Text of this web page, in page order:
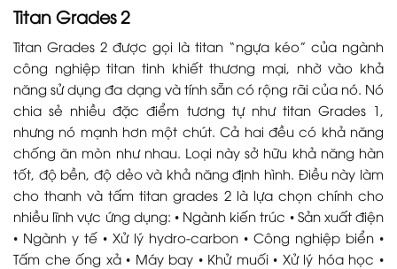
Titan Grades 2
Titan Grades 2 được gọi là titan “ngựa kéo” của ngành
công nghiệp titan tinh khiết thương mại, nhờ vào khả
năng sử dụng đa dạng và tính sẵn có rộng rãi của nó. Nó
chia sẻ nhiều đặc điểm tương tự như titan Grades 1,
nhưng nó mạnh hơn một chút. Cả hai đều có khả năng
chống ăn mòn như nhau. Loại này sở hữu khả năng hàn
tốt, độ bền, độ dẻo và khả năng định hình. Điều này làm
cho thanh và tấm titan grades 2 là lựa chọn chính cho
nhiều lĩnh vực ứng dụng: • Ngành kiến trúc • Sản xuất điện
• Ngành y tế • Xử lý hydro-carbon • Công nghiệp biển •
Tấm che ống xả • Máy bay • Khử muối • Xử lý hóa học •